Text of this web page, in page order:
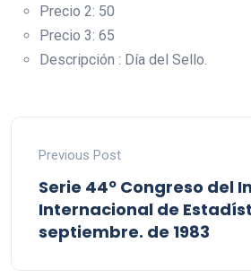
Precio 2: 50
Precio 3: 65
Descripción : Día del Sello.
Previous Post
Serie 44º Congreso del
Internacional de
septiembre. de 1983